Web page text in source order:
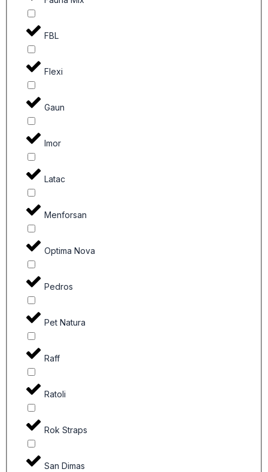
FBL
Flexi
Gaun
Imor
Latac
Menforsan
Optima Nova
Pedros
Pet Natura
Raff
Ratoli
Rok Straps
San Dimas